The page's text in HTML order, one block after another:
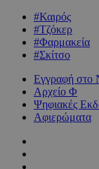
#Καιρός
#Τζόκερ
#Φαρμακεία
#Σκίτσο
Εγγραφή στο
Αρχείο Φ
Ψηφιακές
Αφιερώματα